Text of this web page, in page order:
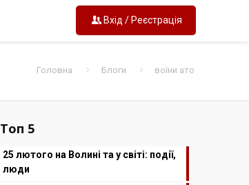
Вхід / Реєстрація
Головна Блоги воїни ато
Топ 5
25 лютого на Волині та у світі: події,
люди